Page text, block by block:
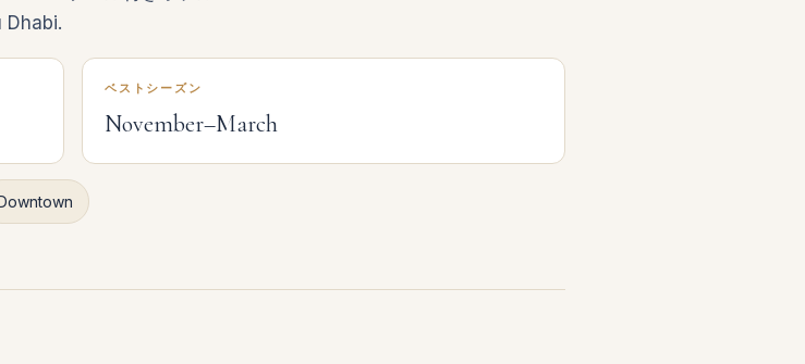
ベストシーズン
November–March